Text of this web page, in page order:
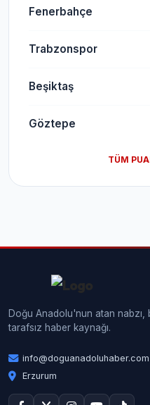
Fenerbahçe
Trabzonspor
Beşiktaş
Göztepe
TÜM
Doğu Anadolu'nun atan nabzı,
tarafsız haber kaynağı.
info@doguanadoluhaber.com
Erzurum